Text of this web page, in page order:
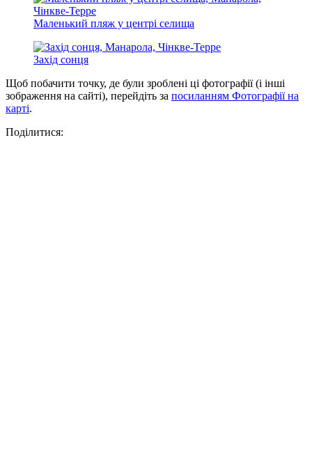
Маленький пляж у центрі селища
Захід сонця
Щоб побачити точку, де були зроблені ці фотографії (і інші
зображення на сайті), перейдіть за посиланням Фотографії на
карті.
Поділитися: